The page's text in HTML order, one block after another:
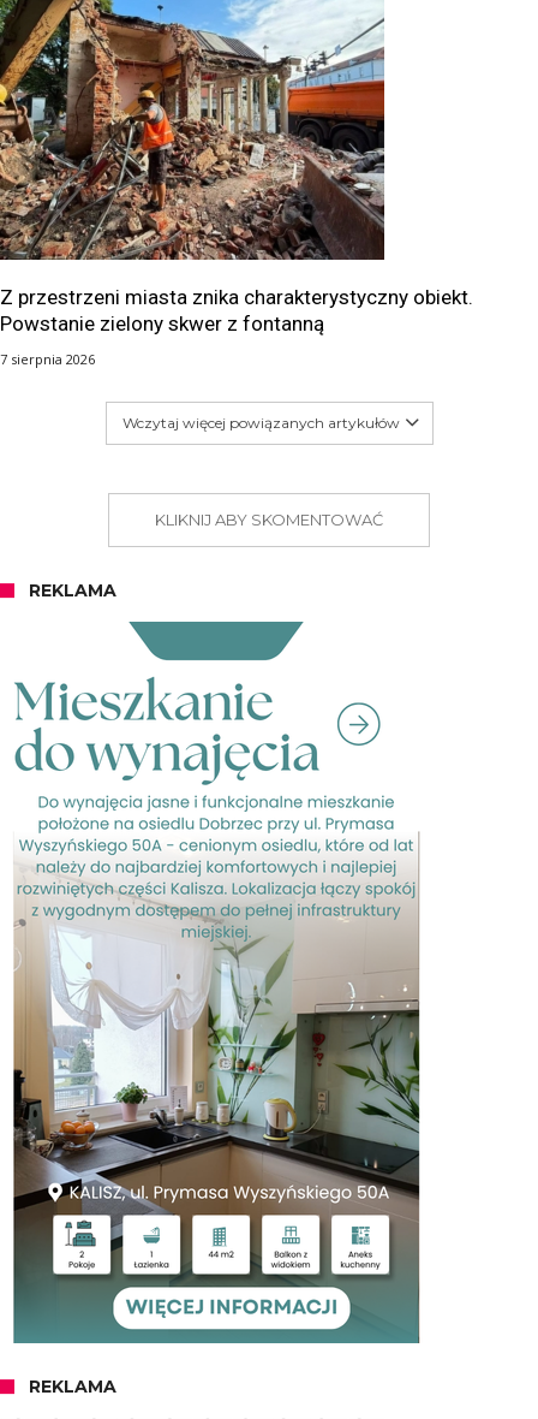
Z przestrzeni miasta znika charakterystyczny obiekt.
Powstanie zielony skwer z fontanną
7 sierpnia 2026
Wczytaj więcej powiązanych artykułów
KLIKNIJ ABY SKOMENTOWAĆ
REKLAMA
REKLAMA